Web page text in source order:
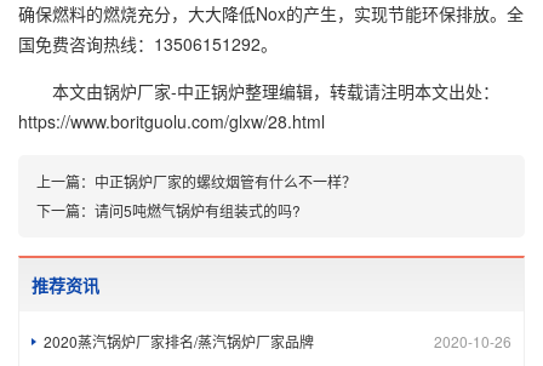
确保燃料的燃烧充分，大大降低Nox的产生，实现节能环保排放。全
国免费咨询热线：13506151292。
本文由锅炉厂家-中正锅炉整理编辑，转载请注明本文出处：
https://www.boritguolu.com/glxw/28.html
上一篇： 中正锅炉厂家的螺纹烟管有什么不一样？
下一篇： 请问5吨燃气锅炉有组装式的吗?
推荐资讯
2020-10-26
2020蒸汽锅炉厂家排名/蒸汽锅炉厂家品牌